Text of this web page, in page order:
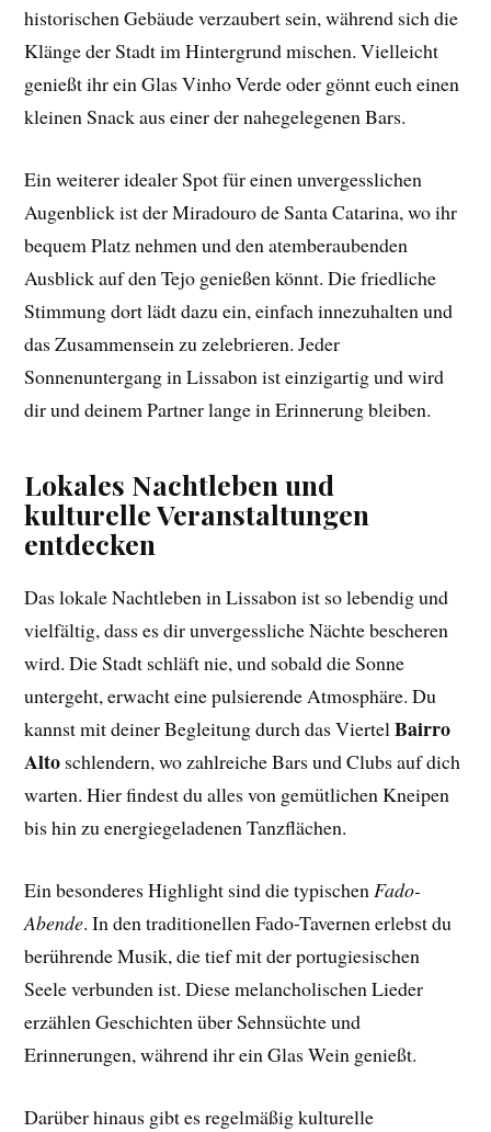
historischen Gebäude verzaubert sein, während sich die
Klänge der Stadt im Hintergrund mischen. Vielleicht
genießt ihr ein Glas Vinho Verde oder gönnt euch einen
kleinen Snack aus einer der nahegelegenen Bars.
Ein weiterer idealer Spot für einen unvergesslichen
Augenblick ist der Miradouro de Santa Catarina, wo ihr
bequem Platz nehmen und den atemberaubenden
Ausblick auf den Tejo genießen könnt. Die friedliche
Stimmung dort lädt dazu ein, einfach innezuhalten und
das Zusammensein zu zelebrieren. Jeder
Sonnenuntergang in Lissabon ist einzigartig und wird
dir und deinem Partner lange in Erinnerung bleiben.
Lokales Nachtleben und
kulturelle Veranstaltungen
entdecken
Das lokale Nachtleben in Lissabon ist so lebendig und
vielfältig, dass es dir unvergessliche Nächte bescheren
wird. Die Stadt schläft nie, und sobald die Sonne
untergeht, erwacht eine pulsierende Atmosphäre. Du
kannst mit deiner Begleitung durch das ViertelBairro
Alto schlendern, wo zahlreiche Bars und Clubs auf dich
warten. Hier findest du alles von gemütlichen Kneipen
bis hin zu energiegeladenen Tanzflächen.
Ein besonderes Highlight sind die typischenFado-
Abende. In den traditionellen Fado-Tavernen erlebst du
berührende Musik, die tief mit der portugiesischen
Seele verbunden ist. Diese melancholischen Lieder
erzählen Geschichten über Sehnsüchte und
Erinnerungen, während ihr ein Glas Wein genießt.
Darüber hinaus gibt es regelmäßig kulturelle